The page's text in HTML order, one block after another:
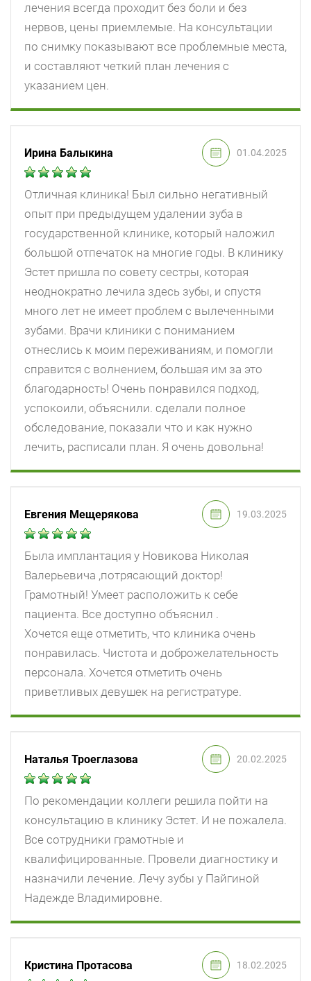
лечения всегда проходит без боли и без
нервов, цены приемлемые. На консультации
по снимку показывают все проблемные места,
и составляют четкий план лечения с
указанием цен.
Ирина Балыкина 01.04.2025
Отличная клиника! Был сильно негативный
опыт при предыдущем удалении зуба в
государственной клинике, который наложил
большой отпечаток на многие годы. В клинику
Эстет пришла по совету сестры, которая
неоднократно лечила здесь зубы, и спустя
много лет не имеет проблем с вылеченными
зубами. Врачи клиники с пониманием
отнеслись к моим переживаниям, и помогли
справится с волнением, большая им за это
благодарность! Очень понравился подход,
успокоили, объяснили. сделали полное
обследование, показали что и как нужно
лечить, расписали план. Я очень довольна!
Евгения Мещерякова 19.03.2025
Была имплантация у Новикова Николая
Валерьевича ,потрясающий доктор!
Грамотный! Умеет расположить к себе
пациента. Все доступно объяснил .
Хочется еще отметить, что клиника очень
понравилась. Чистота и доброжелательность
персонала. Хочется отметить очень
приветливых девушек на регистратуре.
Наталья Троеглазова 20.02.2025
По рекомендации коллеги решила пойти на
консультацию в клинику Эстет. И не пожалела.
Все сотрудники грамотные и
квалифицированные. Провели диагностику и
назначили лечение. Лечу зубы у Пайгиной
Надежде Владимировне.
Кристина Протасова 18.02.2025